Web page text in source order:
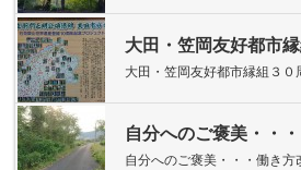
大田・笠岡友好都市縁組３
自分へのご褒美・・・
自分へのご褒美・・・働き